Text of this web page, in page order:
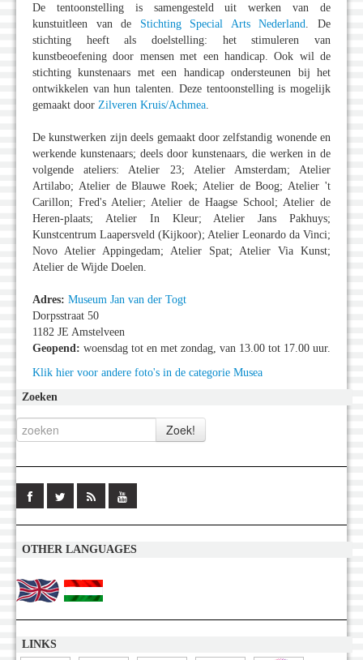
De tentoonstelling is samengesteld uit werken van de
kunstuitleen van de Stichting Special Arts Nederland
. De
stichting heeft als doelstelling: het stimuleren van
kunstbeoefening door mensen met een handicap. Ook wil de
stichting kunstenaars met een handicap ondersteunen bij het
ontwikkelen van hun talenten. Deze tentoonstelling is mogelijk
gemaakt door Zilveren Kruis/Achmea
De kunstwerken zijn deels gemaakt door zelfstandig wonende en
werkende kunstenaars; deels door kunstenaars, die werken in de
volgende ateliers: Atelier 23; Atelier Amsterdam; Atelier
Artilabo; Atelier de Blauwe Roek; Atelier de Boog; Atelier 't
Carillon; Fred's Atelier; Atelier de Haagse School; Atelier de
Heren-plaats; Atelier In Kleur; Atelier Jans Pakhuys;
Kunstcentrum Laapersveld (Kijkoor); Atelier Leonardo da Vinci;
Novo Atelier Appingedam; Atelier Spat; Atelier Via Kunst;
Atelier de Wijde Doelen.
Adres: Museum Jan van der Togt
Dorpsstraat 50
1182 JE Amstelveen
Geopend: woensdag tot en met zondag, van 13.00 tot 17.00 uur.
Klik hier voor andere foto's in de categorie Musea
Zoeken
OTHER LANGUAGES
LINKS